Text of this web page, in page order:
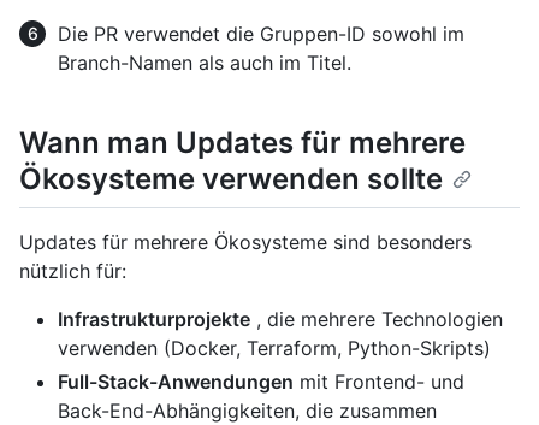
Die PR verwendet die Gruppen-ID sowohl im
Branch-Namen als auch im Titel.
Wann man Updates für mehrere
Ökosysteme verwenden sollte
Updates für mehrere Ökosysteme sind besonders
nützlich für:
Infrastrukturprojekte , die mehrere Technologien
verwenden (Docker, Terraform, Python-Skripts)
Full-Stack-Anwendungen mit Frontend- und
Back-End-Abhängigkeiten, die zusammen